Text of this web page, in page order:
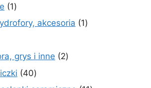
11
produktakcesoria 11
grys i inne 22
4040
produktów